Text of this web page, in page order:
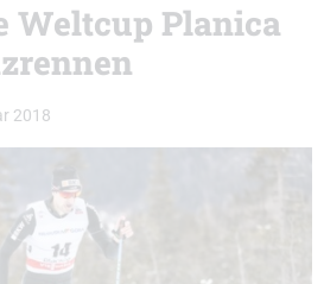
Weltcup Planica
2018